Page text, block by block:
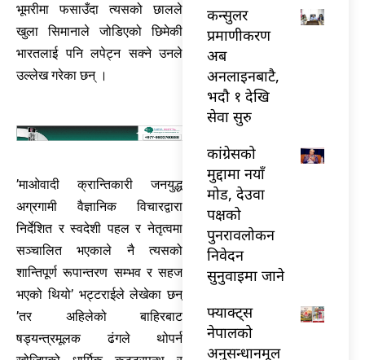
भूमरीमा फसाउँदा त्यसको छालले
खुला सिमानाले जोडिएको छिमेकी
भारतलाई पनि लपेट्न सक्ने उनले
उल्लेख गरेका छन् ।
’माओवादी क्रान्तिकारी जनयुद्ध
अग्रगामी वैज्ञानिक विचारद्वारा
निर्देशित र स्वदेशी पहल र नेतृत्वमा
सञ्चालित भएकाले नै त्यसको
शान्तिपूर्ण रूपान्तरण सम्भव र सहज
भएको थियो’ भट्टराईले लेखेका छन्
’तर अहिलेको बाहिरबाट
षड्यन्त्रमूलक ढंगले थोपर्न
कन्सुलर
प्रमाणीकरण
अब
अनलाइनबाटै,
भदौ १ देखि
सेवा सुरु
कांग्रेसको
मुद्दामा नयाँ
मोड, देउवा
पक्षको
पुनरावलोकन
निवेदन
सुनुवाइमा जाने
फ्याक्ट्स
नेपालको
अनुसन्धानमूल